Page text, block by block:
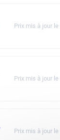
Prix mis à jour le
Prix mis à jour le
Prix mis à jour le